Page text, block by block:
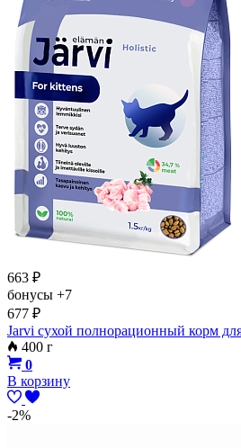
663 ₽
бонусы +7
677 ₽
Jarvi сухой полнорационный корм
400 г
0
В корзину
-2%